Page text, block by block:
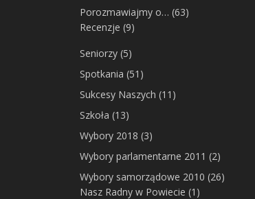
Porozmawiajmy o… (63)
Recenzje (9)
Seniorzy (5)
Spotkania (51)
Sukcesy Naszych (11)
Szkoła (13)
Wybory 2018 (3)
Wybory parlamentarne 2011 (2)
Wybory samorządowe 2010 (26)
Nasz Radny w Powiecie (1)